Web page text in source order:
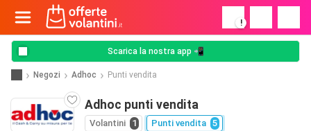
!
Scarica la nostra app 📲
Negozi Adhoc Punti vendita
Adhoc punti vendita
Volantini 1 Punti vendita 5